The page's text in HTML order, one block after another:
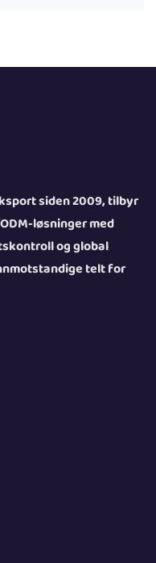
siden 2009, tilbyr
løsninger med
og global
telt for